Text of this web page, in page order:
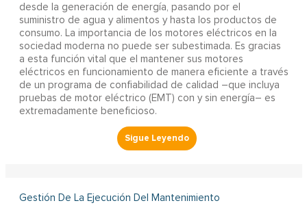
desde la generación de energía, pasando por el
suministro de agua y alimentos y hasta los productos de
consumo. La importancia de los motores eléctricos en la
sociedad moderna no puede ser subestimada. Es gracias
a esta función vital que el mantener sus motores
eléctricos en funcionamiento de manera eficiente a través
de un programa de confiabilidad de calidad –que incluya
pruebas de motor eléctrico (EMT) con y sin energía– es
extremadamente beneficioso.
Gestión De La Ejecución Del Mantenimiento